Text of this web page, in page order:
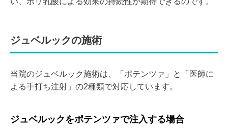
ジュベルックの施術
当院のジュベルック施術は、「ポテンツァ」と「医師に
よる手打ち注射」の2種類で対応しています。
ジュベルックをポテンツァで注入する場合